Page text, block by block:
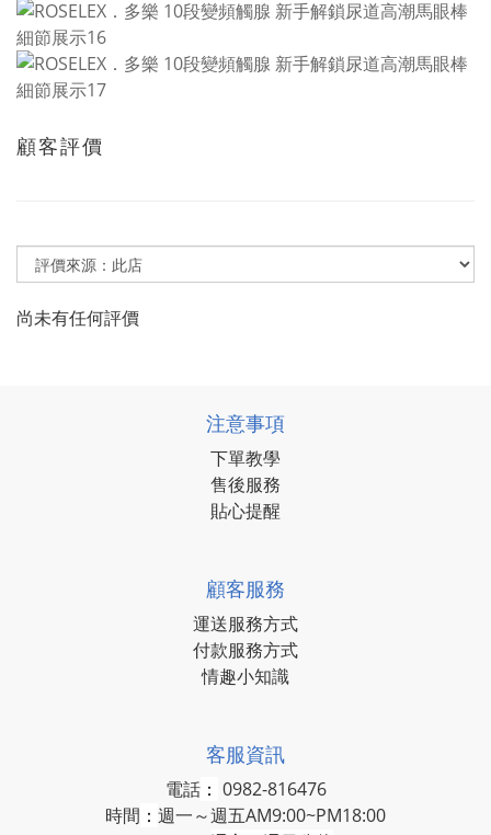
顧客評價
尚未有任何評價
注意事項
下單教學
售後服務
貼心提醒
顧客服務
運送服務方式
付款服務方式
情趣小知識
客服資訊
電話： 0982-816476
時間 ： 週一～週五AM9:00~PM18:00